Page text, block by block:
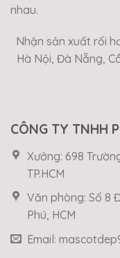
nhau.
Nhận sản xuất rối
Hà Nội, Đà Nẵng,
CÔNG TY TNHH
Xưởng: 698
TP.HCM
Văn phòng: Số 8
Phú, HCM
Email: